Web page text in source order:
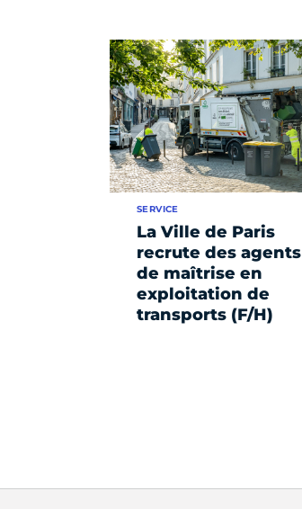
La Ville de Paris
recrute des agents
de maîtrise en
exploitation de
transports (F/H)
SERVICE